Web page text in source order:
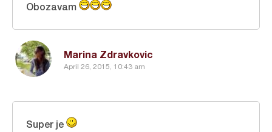
Marina Zdravkovic
April 26, 2015, 10:43 am
Obozavam
Super je